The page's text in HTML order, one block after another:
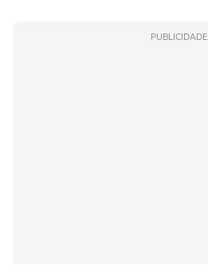
PUBLICIDADE